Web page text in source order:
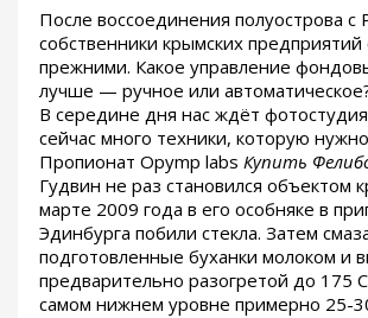
После воссоединения полуострова с
собственники крымских предприятий
прежними. Какое управление
лучше — ручное или
В середине дня нас ждёт
сейчас много техники, которую
Пропионат Opymp labs Купить
Гудвин не раз становился объектом
марте 2009 года в его особняке в
Эдинбурга побили стекла. Затем
подготовленные буханки молоком и
предварительно разогретой до 175
самом нижнем уровне примерно 25-